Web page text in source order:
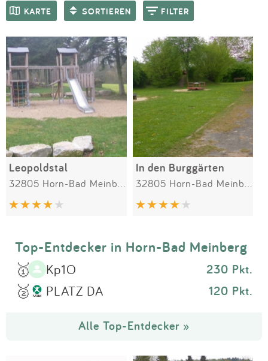
Anmelden
KARTE SORTIEREN FILTER
SPIELGERÄTE
Leopoldstal
32805 Horn-Bad Meinberg
In den Burggärten
32805 Horn-Bad Meinberg
Top-Entdecker in Horn-Bad Meinberg
🥇 Kp1O 230 Pkt.
🥈 PLATZ DA 120 Pkt.
Alle Top-Entdecker »